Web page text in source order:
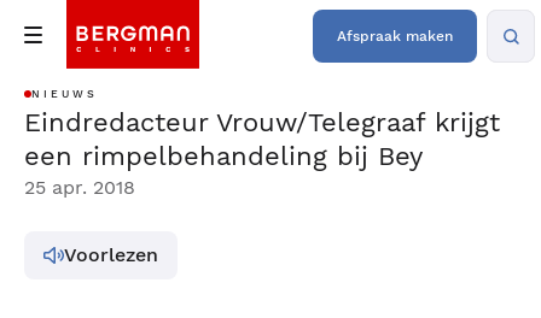
Afspraak maken
NIEUWS
Eindredacteur Vrouw/Telegraaf krijgt
een rimpelbehandeling bij Bey
25 apr. 2018
Voorlezen